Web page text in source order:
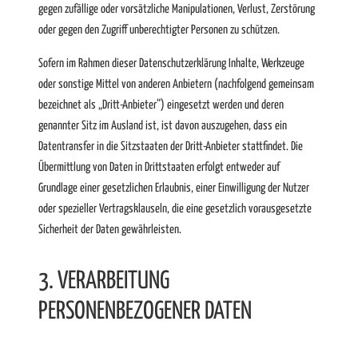
gegen zufällige oder vorsätzliche Manipulationen, Verlust, Zerstörung
oder gegen den Zugriff unberechtigter Personen zu schützen.
Sofern im Rahmen dieser Datenschutzerklärung Inhalte, Werkzeuge
oder sonstige Mittel von anderen Anbietern (nachfolgend gemeinsam
bezeichnet als „Dritt-Anbieter“) eingesetzt werden und deren
genannter Sitz im Ausland ist, ist davon auszugehen, dass ein
Datentransfer in die Sitzstaaten der Dritt-Anbieter stattfindet. Die
Übermittlung von Daten in Drittstaaten erfolgt entweder auf
Grundlage einer gesetzlichen Erlaubnis, einer Einwilligung der Nutzer
oder spezieller Vertragsklauseln, die eine gesetzlich vorausgesetzte
Sicherheit der Daten gewährleisten.
3. VERARBEITUNG
PERSONENBEZOGENER DATEN